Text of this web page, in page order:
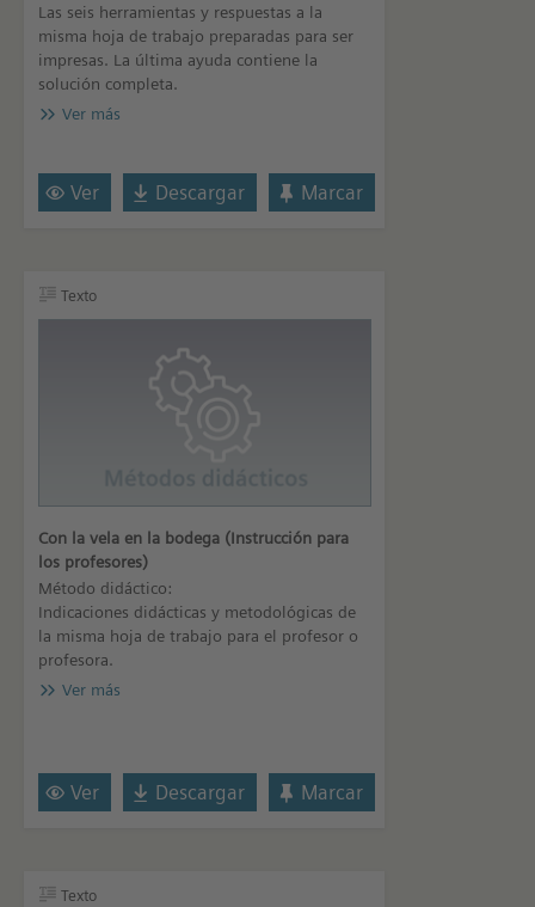
Las seis herramientas y respuestas a la
misma hoja de trabajo preparadas para ser
impresas. La última ayuda contiene la
solución completa.
Ver más
Ver Descargar Marcar
Texto
Con la vela en la bodega (Instrucción para
los profesores)
Método didáctico:
Indicaciones didácticas y metodológicas de
la misma hoja de trabajo para el profesor o
profesora.
Ver más
Ver Descargar Marcar
Texto